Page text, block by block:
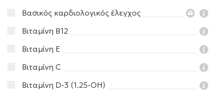
Βασικός καρδιολογικός έλεγχος
Βιταμίνη Β12
Βιταμίνη Ε
Βιταμίνη C
Βιταμίνη D-3 (1.25-ΟΗ)